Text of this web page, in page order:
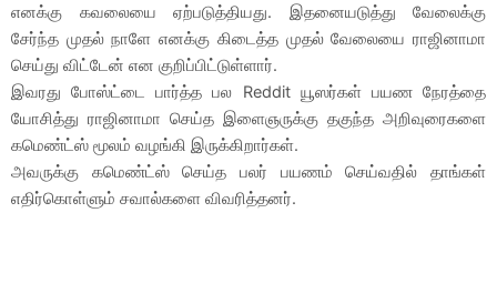
எனக்கு கவலையை ஏற்படுத்தியது. இதனையடுத்து வேலைக்கு
சேர்ந்த முதல் நாளே எனக்கு கிடைத்த முதல் வேலையை ராஜினாமா
செய்து விட்டேன் என குறிப்பிட்டுள்ளார்.
இவரது போஸ்ட்டை பார்த்த பல Reddit யூஸர்கள் பயண நேரத்தை
யோசித்து ராஜினாமா செய்த இளைஞருக்கு தகுந்த அறிவுரைகளை
கமெண்ட்ஸ் மூலம் வழங்கி இருக்கிறார்கள்.
அவருக்கு கமெண்ட்ஸ் செய்த பலர் பயணம் செய்வதில் தாங்கள்
எதிர்கொள்ளும் சவால்களை விவரித்தனர்.